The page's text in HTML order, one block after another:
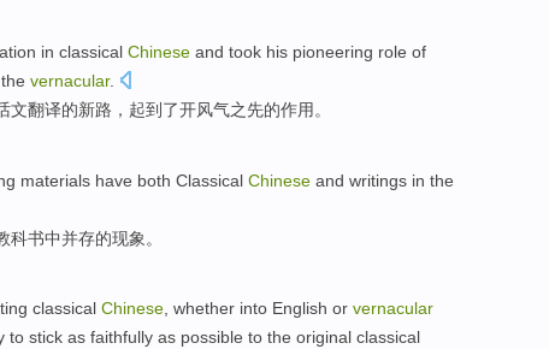
in classical Chinese and took his pioneering role of
the vernacular.
文翻译的新路，起到了开风气之先的作用 。
materials have both Classical Chinese and writings in the
科书中并存的现象。
classical Chinese, whether into English or vernacular
to stick as faithfully as possible to the original classical